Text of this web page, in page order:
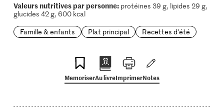
Valeurs nutritives par personne:protéines 39 g, lipides 29 g,
glucides 42 g, 600 kcal
Famille & enfants
Plat principal Recettes d'été
MemoriserAu livreImprimerNotes